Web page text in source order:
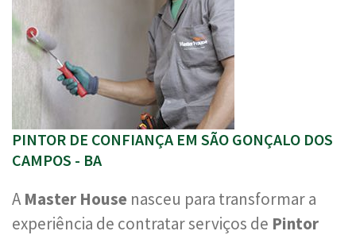
PINTOR DE CONFIANÇA EM SÃO GONÇALO DOS
CAMPOS - BA
AMaster House nasceu para transformar a
experiência de contratar serviços de Pintor